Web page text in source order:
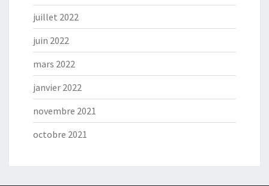
juillet 2022
juin 2022
mars 2022
janvier 2022
novembre 2021
octobre 2021